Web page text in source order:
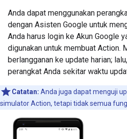
Anda dapat menggunakan
dengan Asisten Google untuk
Anda harus login ke Akun Google
digunakan untuk membuat Action.
berlangganan ke update harian;
perangkat Anda sekitar waktu
Catatan: Anda juga dapat menguji
simulator Action, tetapi tidak semua